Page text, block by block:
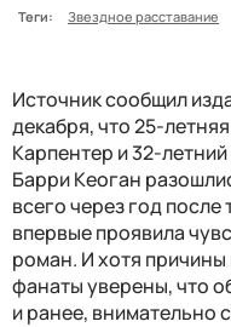
Теги:
Звездное расставание
Источник сообщил
декабря, что 25-
Карпентер и 32-
Барри Кеоган
всего через год после
впервые проявила
роман. И хотя
фанаты уверены, что
и ранее, внимательно